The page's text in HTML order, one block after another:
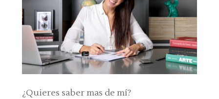
¿Quieres saber mas de mí?